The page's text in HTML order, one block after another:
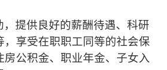
，提供良好的薪酬待遇、科研
，享受在职职工同等的社会保
房公积金、职业年金、子女入